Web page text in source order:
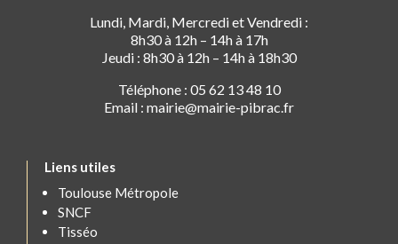
Lundi, Mardi, Mercredi et Vendredi :
8h30 à 12h – 14h à 17h
Jeudi : 8h30 à 12h – 14h à 18h30
Téléphone : 05 62 13 48 10
Email : mairie@mairie-pibrac.fr
Liens utiles
Toulouse Métropole
SNCF
Tisséo